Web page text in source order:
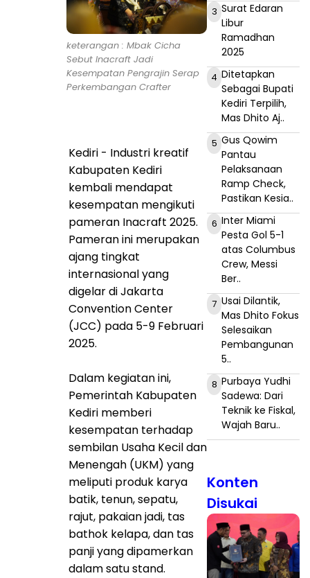
keterangan : Mbak Cicha
Sebut Inacraft Jadi
Kesempatan Pengrajin Serap
Perkembangan Crafter
Kediri - Industri kreatif
Kabupaten Kediri
kembali mendapat
kesempatan mengikuti
pameran Inacraft 2025.
Pameran ini merupakan
ajang tingkat
internasional yang
digelar di Jakarta
Convention Center
(JCC) pada 5-9 Februari
2025.
Dalam kegiatan ini,
Pemerintah Kabupaten
Kediri memberi
kesempatan terhadap
sembilan Usaha Kecil dan
Menengah (UKM) yang
meliputi produk karya
batik, tenun, sepatu,
rajut, pakaian jadi, tas
bathok kelapa, dan tas
panji yang dipamerkan
dalam satu stand.
3 Surat Edaran
Libur
Ramadhan
2025
4 Ditetapkan
Sebagai Bupati
Kediri Terpilih,
Mas Dhito Aj..
5 Gus Qowim
Pantau
Pelaksanaan
Ramp Check,
Pastikan Kesia..
6 Inter Miami
Pesta Gol 5-1
atas Columbus
Crew, Messi
Ber..
7 Usai Dilantik,
Mas Dhito Fokus
Selesaikan
Pembangunan
5..
8 Purbaya Yudhi
Sadewa: Dari
Teknik ke Fiskal,
Wajah Baru..
Konten
Disukai